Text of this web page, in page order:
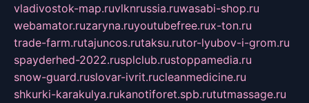
vladivostok-map.ruvlknrussia.ruwasabi-shop.ru
webamator.ruzaryna.ruyoutubefree.rux-ton.ru
trade-farm.rutajuncos.rutaksu.rutor-lyubov-i-grom.ru
spayderhed-2022.rusplclub.rustoppamedia.ru
snow-guard.ruslovar-ivrit.rucleanmedicine.ru
shkurki-karakulya.rukanotiforet.spb.rututmassage.ru